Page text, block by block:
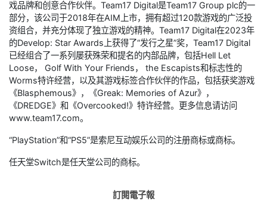
戏品牌和创意合作伙伴。Team17 Digital是Team17 Group plc的一
部分，该公司于2018年在AIM上市，拥有超过120款游戏的广泛投
资组合，并充分体现了独立游戏的精神。Team17 Digital在2023年
的Develop: Star Awards上获得了“发行之星”奖，Team17 Digital
已经组合了一系列屡获殊荣和提名的内部品牌，包括Hell Let
Loose， Golf With Your Friends， the Escapists和标志性的
Worms特许经营，以及其游戏标签合作伙伴的作品，包括获奖游戏
《Blasphemous》，《Greak: Memories of Azur》，
《DREDGE》和《Overcooked!》特许经营。更多信息请访问
www.team17.com。
“PlayStation”和“PS5”是索尼互动娱乐公司的注册商标或商标。
任天堂Switch是任天堂公司的商标。
訂閱電子報